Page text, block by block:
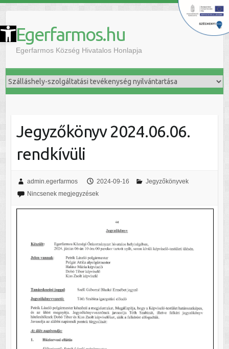
Eszköztár megnyitása Egerfarmos.hu
Egerfarmos Község Hivatalos Honlapja
Jegyzőkönyv 2024.06.06.
rendkívüli
admin.egerfarmos 2024-09-16
Jegyzőkönyvek
Nincsenek megjegyzések